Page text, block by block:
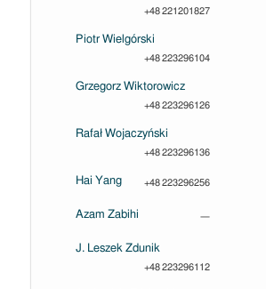
+48 221201827
Piotr Wielgórski
+48 223296104
Grzegorz Wiktorowicz
+48 223296126
Rafał Wojaczyński
+48 223296136
Hai Yang +48 223296256
Azam Zabihi —
J. Leszek Zdunik
+48 223296112